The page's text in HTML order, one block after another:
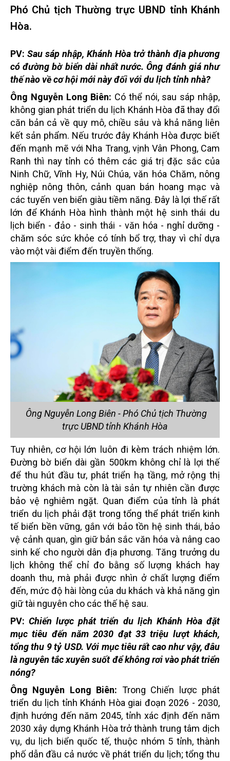
Phó Chủ tịch Thường trực UBND tỉnh Khánh
Hòa.
PV: Sau sáp nhập, Khánh Hòa trở thành địa phương
có đường bờ biển dài nhất nước. Ông đánh giá như
thế nào về cơ hội mới này đối với du lịch tỉnh nhà?
Ông Nguyễn Long Biên: Có thể nói, sau sáp nhập,
không gian phát triển du lịch Khánh Hòa đã thay đổi
căn bản cả về quy mô, chiều sâu và khả năng liên
kết sản phẩm. Nếu trước đây Khánh Hòa được biết
đến mạnh mẽ với Nha Trang, vịnh Vân Phong, Cam
Ranh thì nay tỉnh có thêm các giá trị đặc sắc của
Ninh Chữ, Vĩnh Hy, Núi Chúa, văn hóa Chăm, nông
nghiệp nông thôn, cảnh quan bán hoang mạc và
các tuyến ven biển giàu tiềm năng. Đây là lợi thế rất
lớn để Khánh Hòa hình thành một hệ sinh thái du
lịch biển - đảo - sinh thái - văn hóa - nghỉ dưỡng -
chăm sóc sức khỏe có tính bổ trợ, thay vì chỉ dựa
vào một vài điểm đến truyền thống.
Ông Nguyễn Long Biên - Phó Chủ tịch Thường
trực UBND tỉnh Khánh Hòa
Tuy nhiên, cơ hội lớn luôn đi kèm trách nhiệm lớn.
Đường bờ biển dài gần 500km không chỉ là lợi thế
để thu hút đầu tư, phát triển hạ tầng, mở rộng thị
trường khách mà còn là tài sản tự nhiên cần được
bảo vệ nghiêm ngặt. Quan điểm của tỉnh là phát
triển du lịch phải đặt trong tổng thể phát triển kinh
tế biển bền vững, gắn với bảo tồn hệ sinh thái, bảo
vệ cảnh quan, gìn giữ bản sắc văn hóa và nâng cao
sinh kế cho người dân địa phương. Tăng trưởng du
lịch không thể chỉ đo bằng số lượng khách hay
doanh thu, mà phải được nhìn ở chất lượng điểm
đến, mức độ hài lòng của du khách và khả năng gìn
giữ tài nguyên cho các thế hệ sau.
PV:Chiến lược phát triển du lịch Khánh Hòa đặt
mục tiêu đến năm 2030 đạt 33 triệu lượt khách,
tổng thu 9 tỷ USD. Với mục tiêu rất cao như vậy, đâu
là nguyên tắc xuyên suốt để không rơi vào phát triển
nóng?
Ông Nguyễn Long Biên: Trong Chiến lược phát
triển du lịch tỉnh Khánh Hòa giai đoạn 2026 - 2030,
định hướng đến năm 2045, tỉnh xác định đến năm
2030 xây dựng Khánh Hòa trở thành trung tâm dịch
vụ, du lịch biển quốc tế, thuộc nhóm 5 tỉnh, thành
phố dẫn đầu cả nước về phát triển du lịch; tổng thu